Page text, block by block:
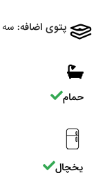
پتوی اضافه: سه
حمام
یخچال